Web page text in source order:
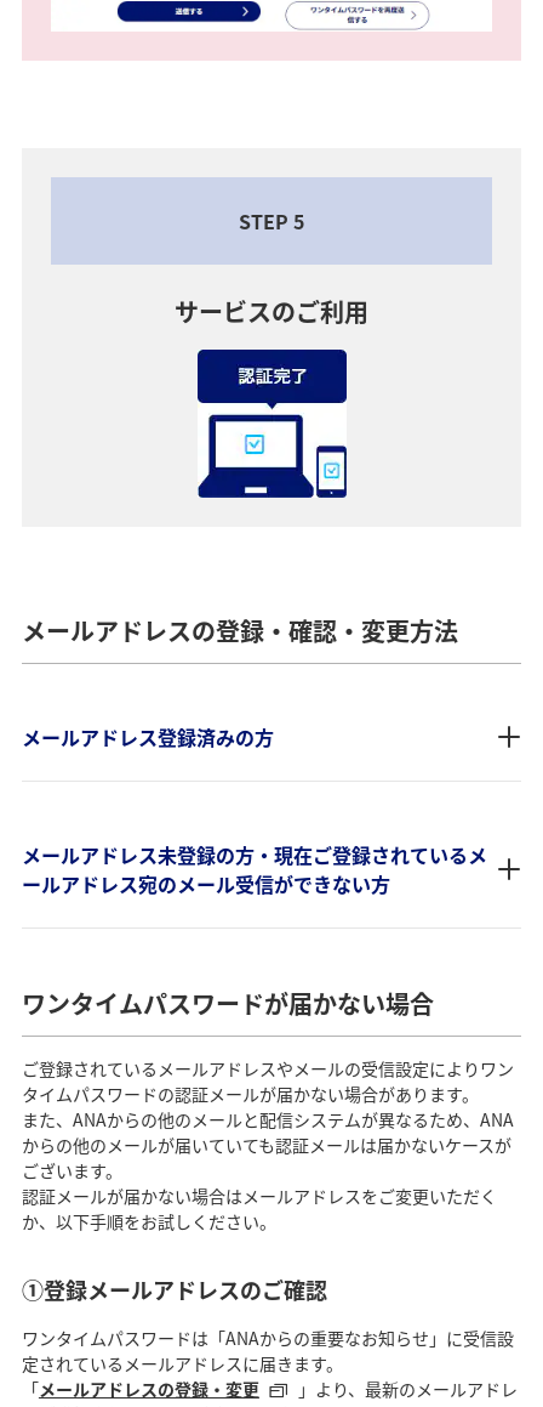
STEP 5
サービスのご利用
メールアドレスの登録・確認・変更方法
メールアドレス登録済みの方
メールアドレス未登録の方・現在ご登録されているメ
ールアドレス宛のメール受信ができない方
ワンタイムパスワードが届かない場合
ご登録されているメールアドレスやメールの受信設定によりワン
タイムパスワードの認証メールが届かない場合があります。
また、ANAからの他のメールと配信システムが異なるため、ANA
からの他のメールが届いていても認証メールは届かないケースが
ございます。
認証メールが届かない場合はメールアドレスをご変更いただく
か、以下手順をお試しください。
①登録メールアドレスのご確認
ワンタイムパスワードは「ANAからの重要なお知らせ」に受信設
定されているメールアドレスに届きます。
「メールアドレスの登録・変更
」より、最新のメールアドレ